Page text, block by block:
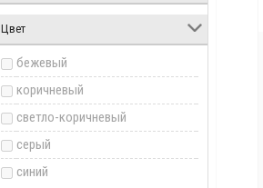
Цвет
бежевый
коричневый
светло-коричневый
серый
синий